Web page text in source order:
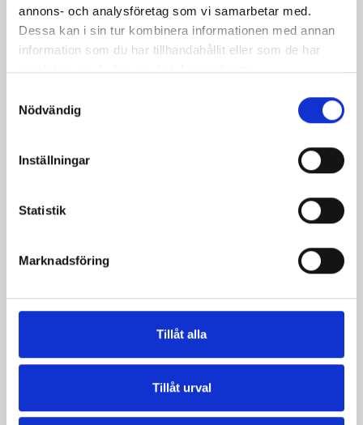
annons- och analysföretag som vi samarbetar med.
Dessa kan i sin tur kombinera informationen med annan
information som du har tillhandahållit eller som de har
samlat in när du har använt deras tjänster.
Nödvändig
Inställningar
Statistik
Marknadsföring
Tillåt alla
Tillåt urval
Mellanmjölk
1,5% laktosfri 3dl
Jordgubbsfil 2,7%
1000g
1000g
1000g